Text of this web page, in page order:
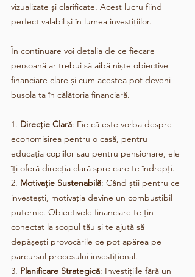
vizualizate și clarificate. Acest lucru fiind
perfect valabil și în lumea investițiilor.
În continuare voi detalia de ce fiecare
persoană ar trebui să aibă niște obiective
financiare clare și cum acestea pot deveni
busola ta în călătoria financiară.
1. Direcție Clară: Fie că este vorba despre
economisirea pentru o casă, pentru
educația copiilor sau pentru pensionare, ele
îți oferă direcția clară spre care te îndrepți.
2. Motivație Sustenabilă: Când știi pentru ce
investești, motivația devine un combustibil
puternic. Obiectivele financiare te țin
conectat la scopul tău și te ajută să
depășești provocările ce pot apărea pe
parcursul procesului investițional.
3. Planificare Strategică: Investițiile fără un